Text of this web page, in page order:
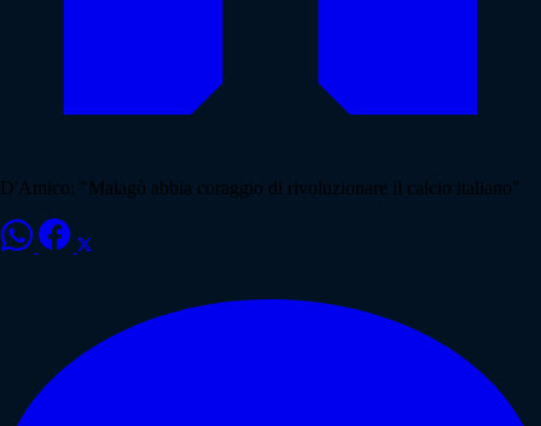
D'Amico: "Malagò abbia coraggio di rivoluzionare il calcio italiano"